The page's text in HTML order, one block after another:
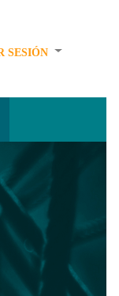
SESIÓN